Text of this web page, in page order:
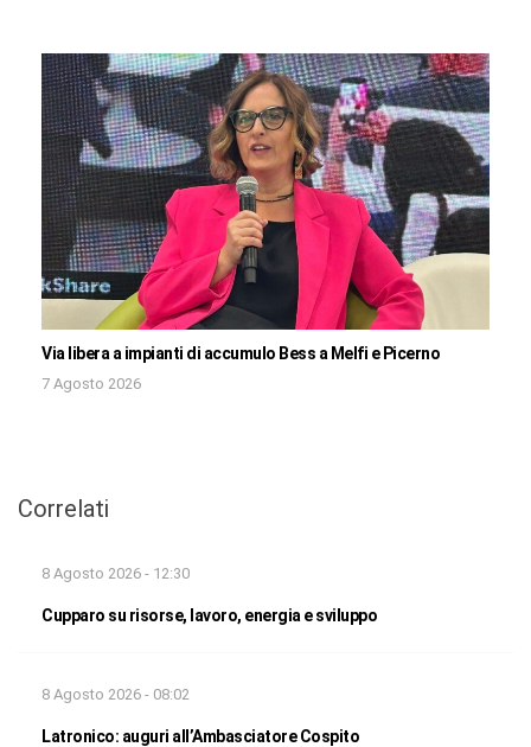
Via libera a impianti di accumulo Bess a Melfi e Picerno
7 Agosto 2026
Correlati
8 Agosto 2026 - 12:30
Cupparo su risorse, lavoro, energia e sviluppo
8 Agosto 2026 - 08:02
Latronico: auguri all’Ambasciatore Cospito